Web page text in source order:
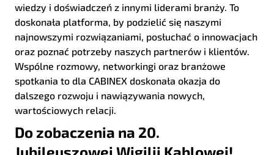
wiedzy i doświadczeń z innymi liderami branży. To
doskonała platforma, by podzielić się naszymi
najnowszymi rozwiązaniami, posłuchać o innowacjach
oraz poznać potrzeby naszych partnerów i klientów.
Wspólne rozmowy, networkingi oraz branżowe
spotkania to dla CABINEX doskonała okazja do
dalszego rozwoju i nawiązywania nowych,
wartościowych relacji.
Do zobaczenia na 20.